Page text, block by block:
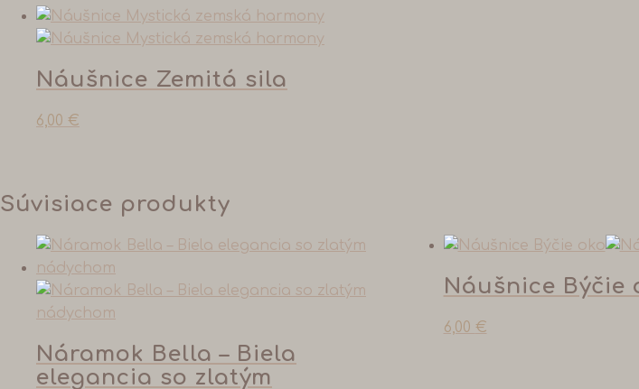
Náušnice Zemitá sila
6,00 €
Súvisiace produkty
Náramok Bella – Biela
elegancia so zlatým
Náušnice Býčie
6,00 €